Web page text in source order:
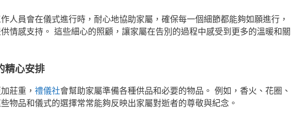
人員會在儀式進行時，耐心地協助家屬，確保每一個細節都能夠如願進行，
情感支持。 這些細心的照顧，讓家屬在告別的過程中感受到更多的溫暖和關
精心安排
莊重， 禮儀社會幫助家屬準備各種供品和必要的物品。 例如，香火、花圈、
物品和儀式的選擇常常能夠反映出家屬對逝者的尊敬與紀念。